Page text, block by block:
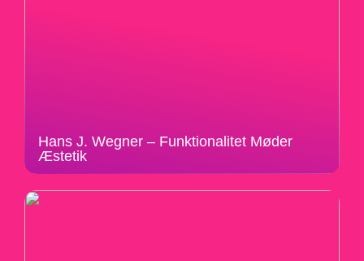
Hans J. Wegner – Funktionalitet Møder
Æstetik